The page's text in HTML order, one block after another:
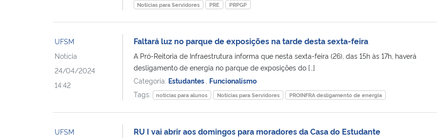
Notícias para Servidores
PRE PRPGP
UFSM
Notícia
24/04/2024
14:42
Faltará luz no parque de exposições na tarde desta sexta-feira
A Pró-Reitoria de Infraestrutura informa que nesta sexta-feira (26), das 15h às 17h, haverá
desligamento de energia no parque de exposições do […]
Categoria: Estudantes Funcionalismo
Tags:
noticias para alunos Notícias para Servidores PROINFRA desligamento de energia
UFSM
RU I vai abrir aos domingos para moradores da Casa do Estudante